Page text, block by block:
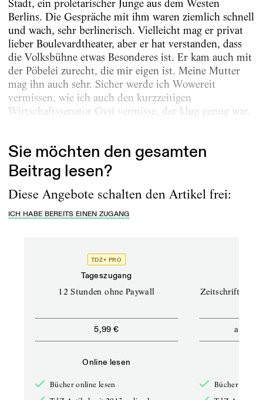
Stadt, ein proletarischer Junge aus dem Westen
Berlins. Die Gespräche mit ihm waren ziemlich schnell
und wach, sehr berlinerisch. Vielleicht mag er privat
lieber Boulevardtheater, aber er hat verstanden, dass
die Volksbühne etwas Besonderes ist. Er kam auch mit
der Pöbelei zurecht, die mir eigen ist. Meine Mutter
mag ihn auch sehr. Sicher werde ich Wowereit
vermissen, wie ich auch den kurzzeitigen
Wirtschaftssenator Gysi vermisse, der klug genug war,
Sie möchten den gesamten
Beitrag lesen?
Diese Angebote schalten den Artikel frei:
ICH HABE BEREITS EINEN ZUGANG
TDZ+ PRO
Tageszugang
12 Stunden ohne Paywall
5,99 €
Online lesen
Bücher online lesen
Zeitschriften
ab
Bücher online